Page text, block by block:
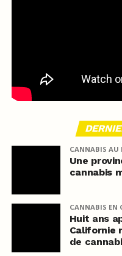
CANNABIS AU
Une
cannabis
CANNABIS EN
Huit ans
Californie
de